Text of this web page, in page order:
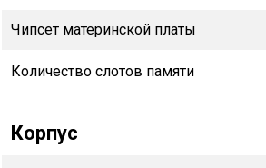
Чипсет материнской платы
Количество слотов памяти
Корпус